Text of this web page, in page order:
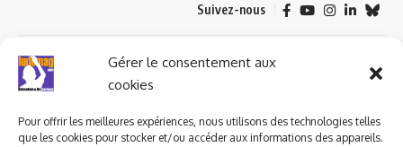
Gérer le consentement aux
cookies
Pour offrir les meilleures expériences, nous utilisons des technologies telles
que les cookies pour stocker et/ou accéder aux informations des appareils.
Suivez-nous
© 2023 ludomag.com édité et géré par WOOMEET SAS, powered by